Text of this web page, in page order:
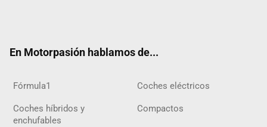
En Motorpasión hablamos de...
Fórmula1 Coches eléctricos
Coches híbridos y
enchufables
Compactos